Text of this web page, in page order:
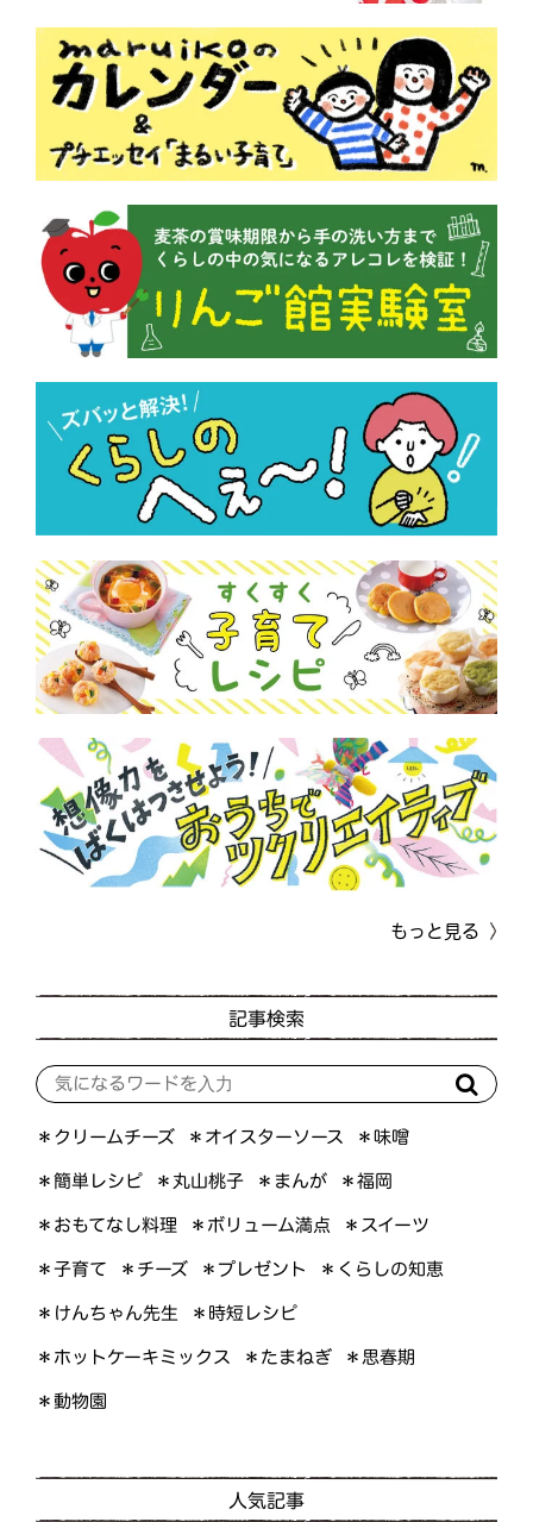
もっと見る
記事検索
＊クリームチーズ ＊オイスターソース ＊味噌
＊簡単レシピ ＊丸山桃子 ＊まんが ＊福岡
＊おもてなし料理 ＊ボリューム満点 ＊スイーツ
＊子育て ＊チーズ ＊プレゼント ＊くらしの知恵
＊けんちゃん先生 ＊時短レシピ
＊ホットケーキミックス ＊たまねぎ ＊思春期
＊動物園
人気記事